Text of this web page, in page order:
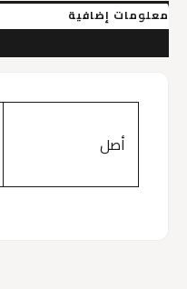
معلومات إضافية
أصل